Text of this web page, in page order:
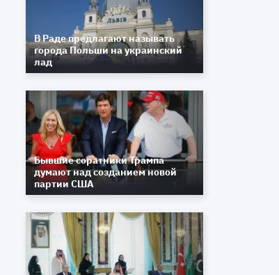
В Раде предлагают называть
города Польши на украинский
лад
Бывшие соратники Трампа
думают над созданием новой
партии США